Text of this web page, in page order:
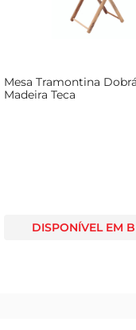
Mesa Tramontina
Madeira Teca
DISPONÍVEL EM